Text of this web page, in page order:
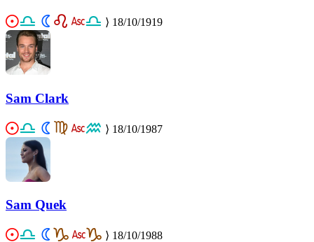
⟩ 18/10/1919
Sam Clark
⟩ 18/10/1987
Sam Quek
⟩ 18/10/1988